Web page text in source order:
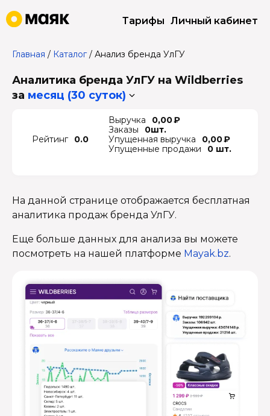
Тарифы Личный кабинет
Главная / Каталог/ Анализ бренда УлГУ
Аналитика бренда УлГУ на Wildberries
за месяц (30 суток)
Рейтинг 0.0
Выручка
0,00 ₽
Заказы
0шт.
Упущенная выручка
0,00 ₽
Упущенные продажи
0 шт.
На данной странице отображается бесплатная
аналитика продаж бренда УлГУ.
Еще больше данных для анализа вы можете
посмотреть на нашей платформе Mayak.bz.